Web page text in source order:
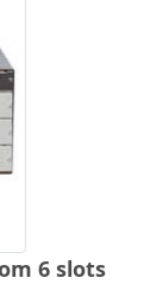
6 slots